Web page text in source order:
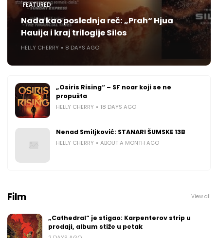
FEATURED
Nada kao poslednja reč: „Prah“ Hjua
Hauija i kraj trilogije Silos
HELLY CHERRY 8 DAYS AGO
„Osiris Rising“ – SF noar koji se ne
propušta
HELLY CHERRY 18 DAYS AGO
Nenad Smiljković: STANARI ŠUMSKE 13B
HELLY CHERRY ABOUT A MONTH AGO
Film View all
„Cathedral“ je stigao: Karpenterov strip u
prodaji, album stiže u petak